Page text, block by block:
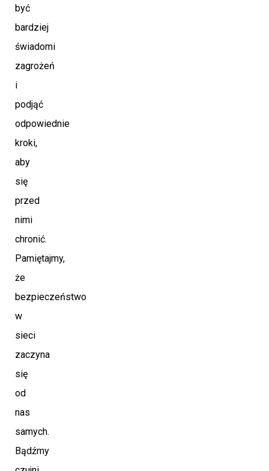
być
bardziej
świadomi
zagrożeń
i
podjąć
odpowiednie
kroki,
aby
się
przed
nimi
chronić.
Pamiętajmy,
że
bezpieczeństwo
w
sieci
zaczyna
się
od
nas
samych.
Bądźmy